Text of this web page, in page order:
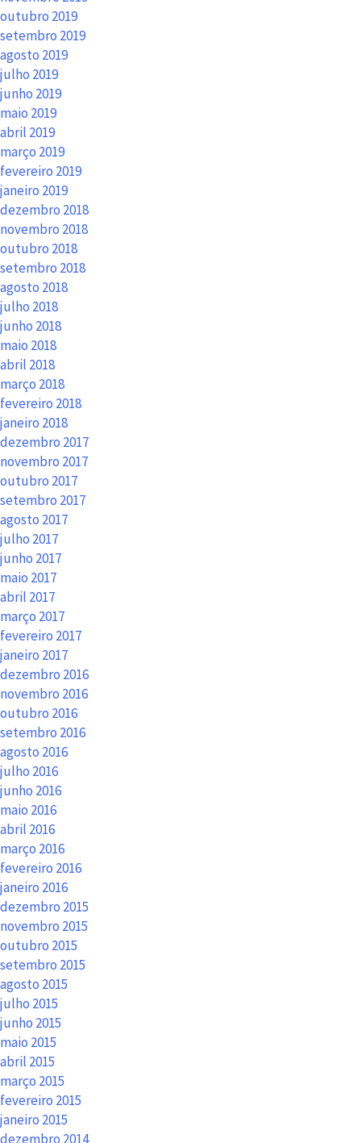
outubro 2019
setembro 2019
agosto 2019
julho 2019
junho 2019
maio 2019
abril 2019
março 2019
fevereiro 2019
janeiro 2019
dezembro 2018
novembro 2018
outubro 2018
setembro 2018
agosto 2018
julho 2018
junho 2018
maio 2018
abril 2018
março 2018
fevereiro 2018
janeiro 2018
dezembro 2017
novembro 2017
outubro 2017
setembro 2017
agosto 2017
julho 2017
junho 2017
maio 2017
abril 2017
março 2017
fevereiro 2017
janeiro 2017
dezembro 2016
novembro 2016
outubro 2016
setembro 2016
agosto 2016
julho 2016
junho 2016
maio 2016
abril 2016
março 2016
fevereiro 2016
janeiro 2016
dezembro 2015
novembro 2015
outubro 2015
setembro 2015
agosto 2015
julho 2015
junho 2015
maio 2015
abril 2015
março 2015
fevereiro 2015
janeiro 2015
dezembro 2014